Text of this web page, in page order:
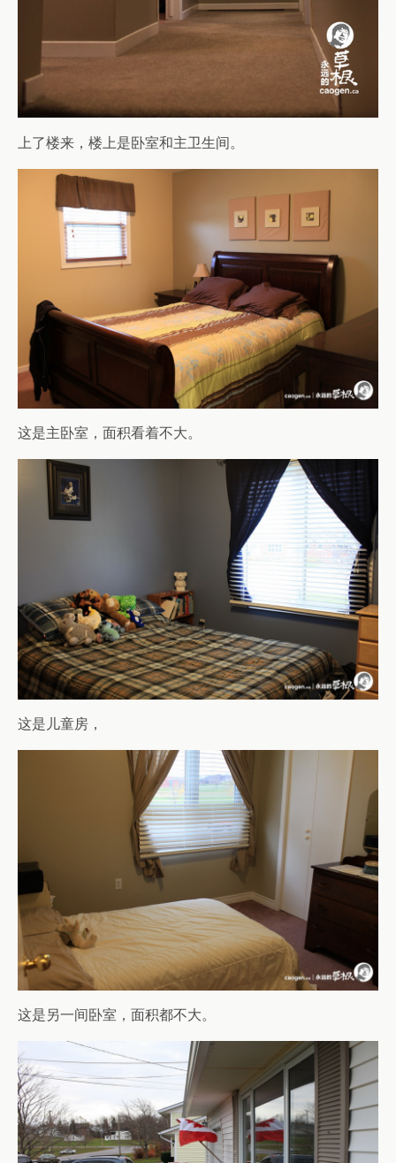
上了楼来，楼上是卧室和主卫生间。
这是主卧室，面积看着不大。
这是儿童房，
这是另一间卧室，面积都不大。